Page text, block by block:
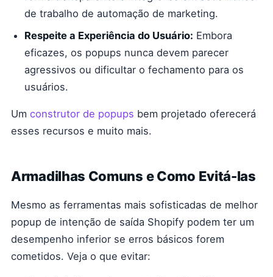
de trabalho de automação de marketing.
Respeite a Experiência do Usuário: Embora
eficazes, os popups nunca devem parecer
agressivos ou dificultar o fechamento para os
usuários.
Um construtor de popups bem projetado oferecerá
esses recursos e muito mais.
Armadilhas Comuns e Como Evitá-las
Mesmo as ferramentas mais sofisticadas de melhor
popup de intenção de saída Shopify podem ter um
desempenho inferior se erros básicos forem
cometidos. Veja o que evitar: